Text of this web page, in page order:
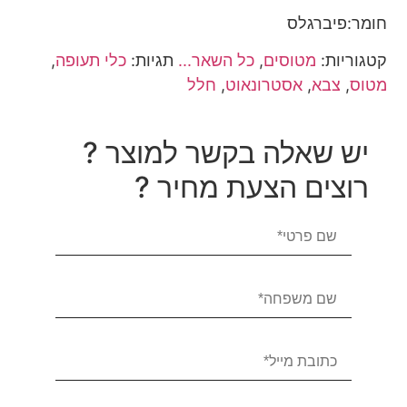
חומר:פיברגלס
קטגוריות: מטוסים,כל השאר... תגיות: כלי תעופה,
מטוס, צבא,אסטרונאוט, חלל
יש שאלה בקשר למוצר ?
רוצים הצעת מחיר ?